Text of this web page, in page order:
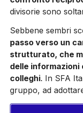
divisorie sono
Sebbene sembri
passo verso un
strutturato, che
delle informazioni
colleghi. In SFA
gruppo, ad